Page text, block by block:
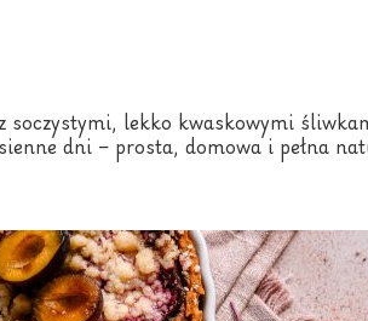
lekko kwaskowymi
dni – prosta, domowa i pełna